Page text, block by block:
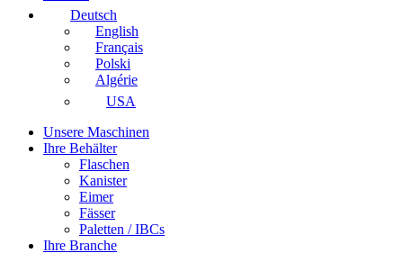
Deutsch
English
Français
Polski
Algérie
USA
Unsere Maschinen
Ihre Behälter
Flaschen
Kanister
Eimer
Fässer
Paletten / IBCs
Ihre Branche